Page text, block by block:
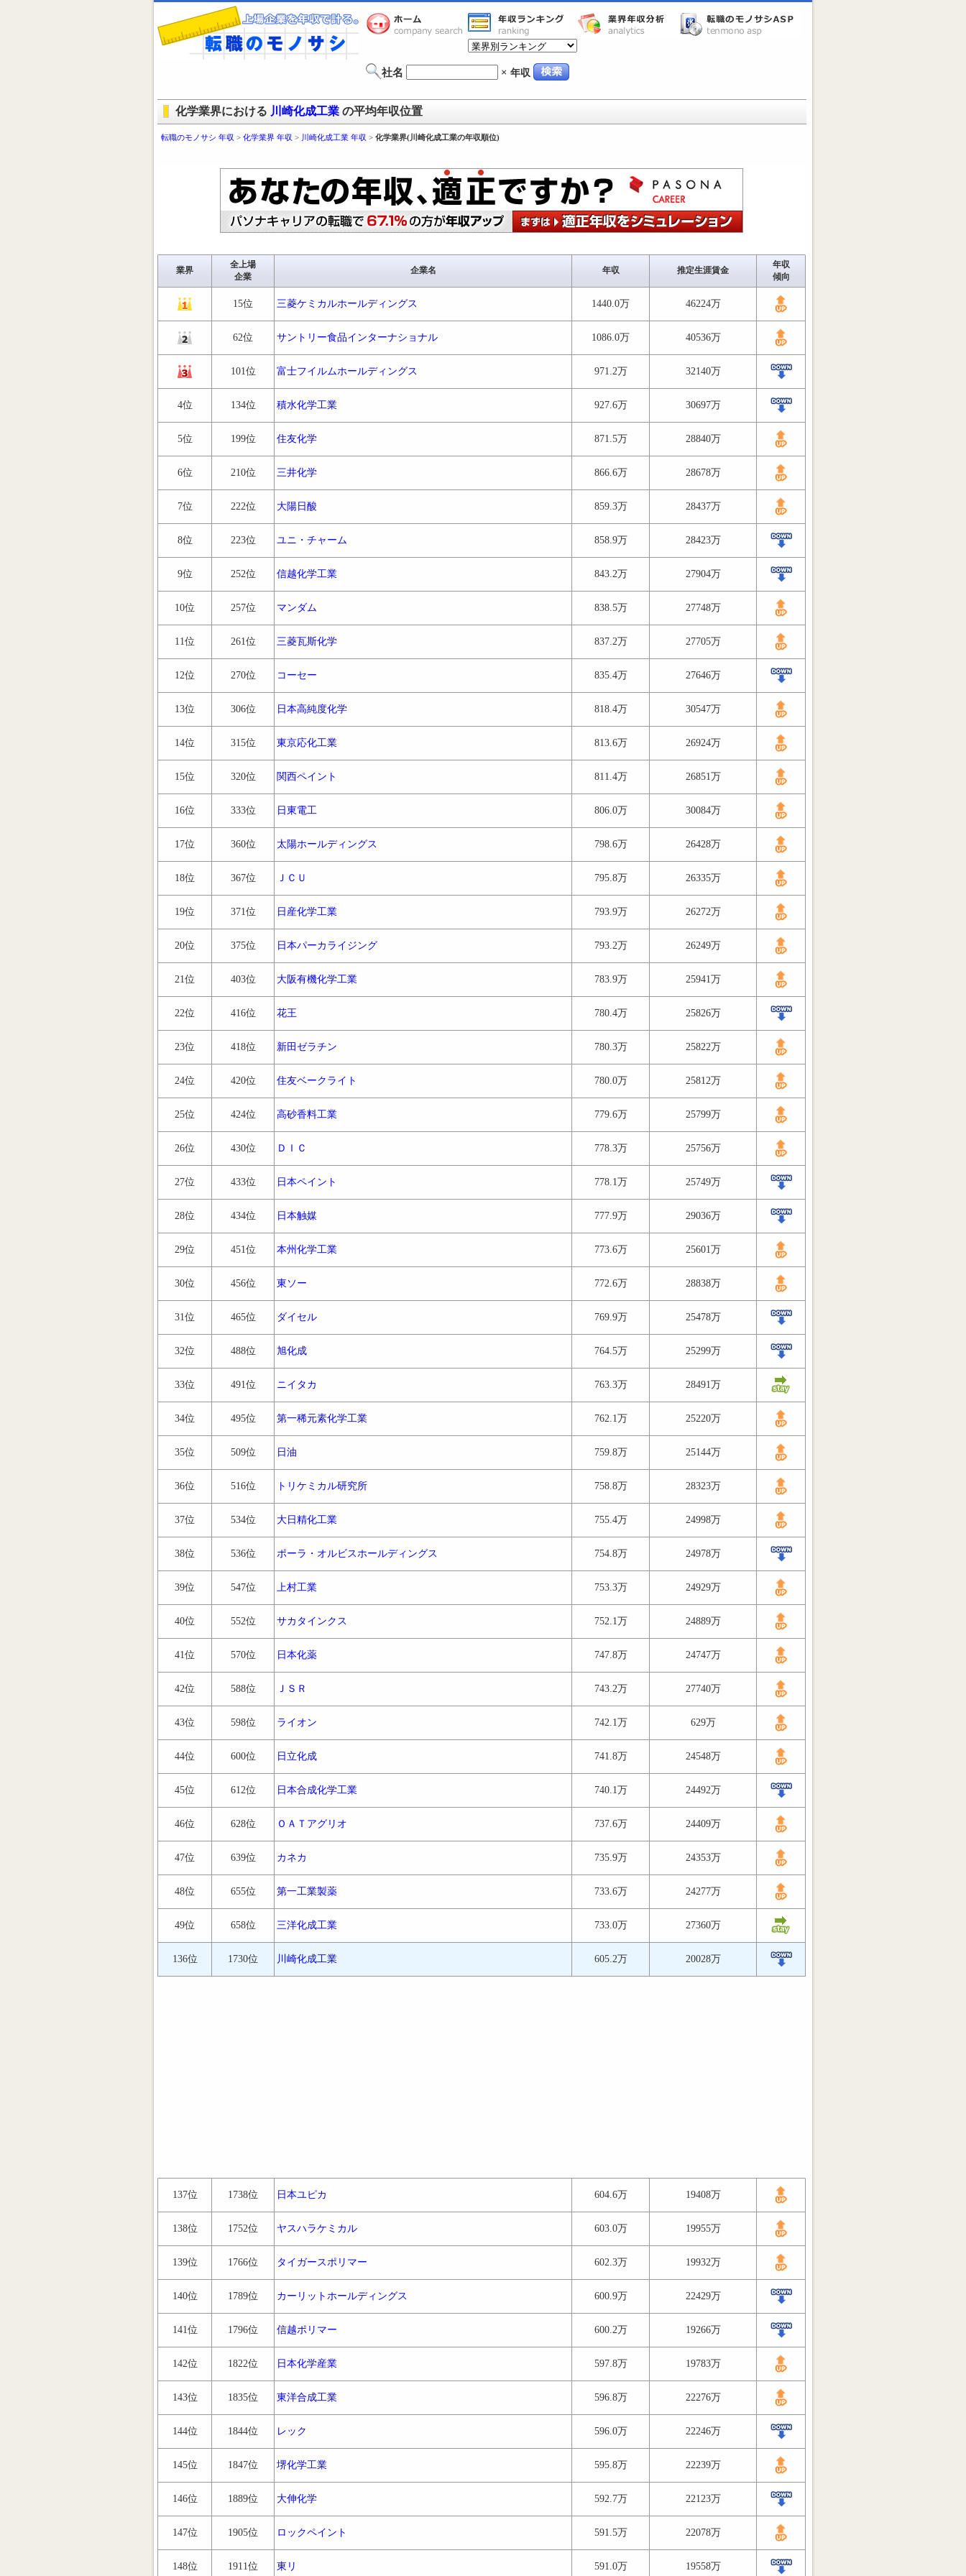
社名 × 年収
化学業界における 川崎化成工業 の平均年収位置
転職のモノサシ 年収 > 化学業界 年収 > 川崎化成工業 年収 > 化学業界(川崎化成工業の年収順位)
業界
全上場
企業
企業名 年収 推定生涯賃金
年収
傾向
15位 三菱ケミカルホールディングス 1440.0万 46224万
62位 サントリー食品インターナショナル 1086.0万 40536万
101位 富士フイルムホールディングス 971.2万 32140万
4位 134位 積水化学工業 927.6万 30697万
5位 199位 住友化学 871.5万 28840万
6位 210位 三井化学 866.6万 28678万
7位 222位 大陽日酸 859.3万 28437万
8位 223位 ユニ・チャーム 858.9万 28423万
9位 252位 信越化学工業 843.2万 27904万
10位 257位 マンダム 838.5万 27748万
11位 261位 三菱瓦斯化学 837.2万 27705万
12位 270位 コーセー 835.4万 27646万
13位 306位 日本高純度化学 818.4万 30547万
14位 315位 東京応化工業 813.6万 26924万
15位 320位 関西ペイント 811.4万 26851万
16位 333位 日東電工 806.0万 30084万
17位 360位 太陽ホールディングス 798.6万 26428万
18位 367位 ＪＣＵ 795.8万 26335万
19位 371位 日産化学工業 793.9万 26272万
20位 375位 日本パーカライジング 793.2万 26249万
21位 403位 大阪有機化学工業 783.9万 25941万
22位 416位 花王 780.4万 25826万
23位 418位 新田ゼラチン 780.3万 25822万
24位 420位 住友ベークライト 780.0万 25812万
25位 424位 高砂香料工業 779.6万 25799万
26位 430位 ＤＩＣ 778.3万 25756万
27位 433位 日本ペイント 778.1万 25749万
28位 434位 日本触媒 777.9万 29036万
29位 451位 本州化学工業 773.6万 25601万
30位 456位 東ソー 772.6万 28838万
31位 465位 ダイセル 769.9万 25478万
32位 488位 旭化成 764.5万 25299万
33位 491位 ニイタカ 763.3万 28491万
34位 495位 第一稀元素化学工業 762.1万 25220万
35位 509位 日油 759.8万 25144万
36位 516位 トリケミカル研究所 758.8万 28323万
37位 534位 大日精化工業 755.4万 24998万
38位 536位 ポーラ・オルビスホールディングス 754.8万 24978万
39位 547位 上村工業 753.3万 24929万
40位 552位 サカタインクス 752.1万 24889万
41位 570位 日本化薬 747.8万 24747万
42位 588位 ＪＳＲ 743.2万 27740万
43位 598位 ライオン 742.1万 629万
44位 600位 日立化成 741.8万 24548万
45位 612位 日本合成化学工業 740.1万 24492万
46位 628位 ＯＡＴアグリオ 737.6万 24409万
47位 639位 カネカ 735.9万 24353万
48位 655位 第一工業製薬 733.6万 24277万
49位 658位 三洋化成工業 733.0万 27360万
136位 1730位 川崎化成工業 605.2万 20028万
137位 1738位 日本ユピカ 604.6万 19408万
138位 1752位 ヤスハラケミカル 603.0万 19955万
139位 1766位 タイガースポリマー 602.3万 19932万
140位 1789位 カーリットホールディングス 600.9万 22429万
141位 1796位 信越ポリマー 600.2万 19266万
142位 1822位 日本化学産業 597.8万 19783万
143位 1835位 東洋合成工業 596.8万 22276万
144位 1844位 レック 596.0万 22246万
145位 1847位 堺化学工業 595.8万 22239万
146位 1889位 大伸化学 592.7万 22123万
147位 1905位 ロックペイント 591.5万 22078万
148位 1911位 東リ 591.0万 19558万